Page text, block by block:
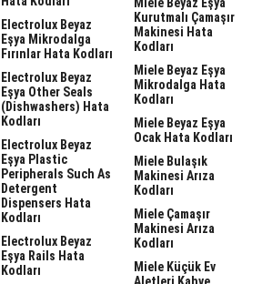
Electrolux Beyaz
Eşya Mikrodalga
Fırınlar Hata Kodları
Electrolux Beyaz
Eşya Other Seals
(dishwashers) Hata
Kodları
Electrolux Beyaz
Eşya Plastic
Peripherals Such As
Detergent
Dispensers Hata
Kodları
Electrolux Beyaz
Eşya Rails Hata
Kodları
Kurutmalı Çamaşır
Makinesi Hata
Kodları
Miele Beyaz Eşya
Mikrodalga Hata
Kodları
Miele Beyaz Eşya
Ocak Hata Kodları
Miele Bulaşık
Makinesi Arıza
Kodları
Miele Çamaşır
Makinesi Arıza
Kodları
Miele Küçük Ev